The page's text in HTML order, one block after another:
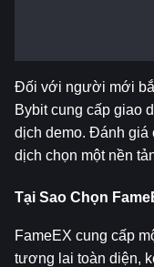
Đối với người mới
Bybit cung cấp giao
dịch demo. Đánh giá
dịch chọn một nền
Tại Sao Chọn
FameEX cung cấp
tương lai toàn diện,